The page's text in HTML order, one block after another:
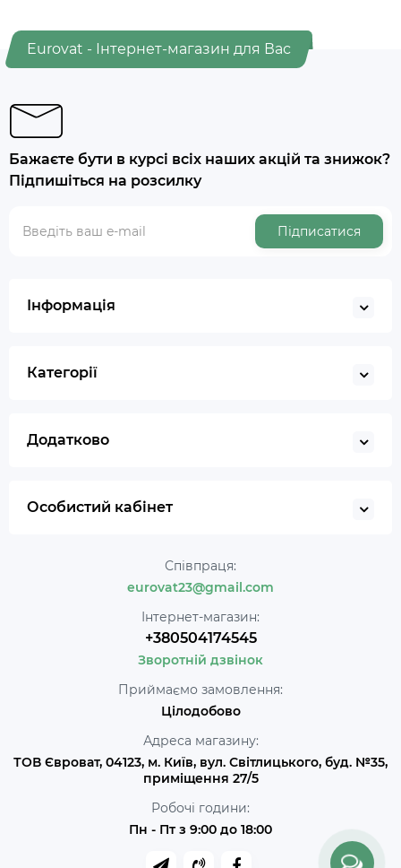
Eurovat - Інтернет-магазин для Вас
Бажаєте бути в курсі всіх наших акцій та знижок?
Підпишіться на розсилку
Підписатися
Інформація
Категорії
Додатково
Особистий кабінет
Співпраця:
eurovat23@gmail.com
Інтернет-магазин:
+380504174545
Зворотній дзвінок
Приймаємо замовлення:
Цілодобово
Адреса магазину:
ТОВ Євроват, 04123, м. Київ, вул. Світлицького, буд. №35,
приміщення 27/5
Робочі години:
Пн - Пт з 9:00 до 18:00